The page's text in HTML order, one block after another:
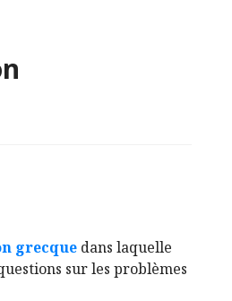
grecque dans laquelle
sur les problèmes